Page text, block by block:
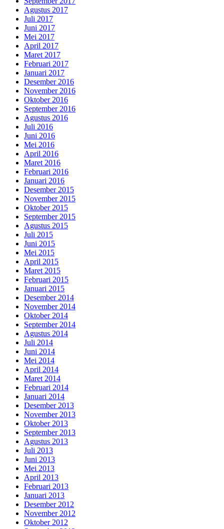
Agustus 2017
Juli 2017
Juni 2017
Mei 2017
April 2017
Maret 2017
Februari 2017
Januari 2017
Desember 2016
November 2016
Oktober 2016
September 2016
Agustus 2016
Juli 2016
Juni 2016
Mei 2016
April 2016
Maret 2016
Februari 2016
Januari 2016
Desember 2015
November 2015
Oktober 2015
September 2015
Agustus 2015
Juli 2015
Juni 2015
Mei 2015
April 2015
Maret 2015
Februari 2015
Januari 2015
Desember 2014
November 2014
Oktober 2014
September 2014
Agustus 2014
Juli 2014
Juni 2014
Mei 2014
April 2014
Maret 2014
Februari 2014
Januari 2014
Desember 2013
November 2013
Oktober 2013
September 2013
Agustus 2013
Juli 2013
Juni 2013
Mei 2013
April 2013
Februari 2013
Januari 2013
Desember 2012
November 2012
Oktober 2012